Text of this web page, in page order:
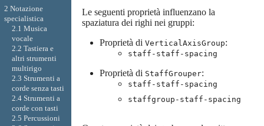
Le seguenti proprietà influenzano la
spaziatura dei righi nei gruppi:
Proprietà di VerticalAxisGroup:
staff-staff-spacing
Proprietà di StaffGrouper:
staff-staff-spacing
staffgroup-staff-spacing
2 Notazione
specialistica
2.1 Musica
vocale
2.2 Tastiera e
altri strumenti
multirigo
2.3 Strumenti a
corde senza tasti
2.4 Strumenti a
corde con tasti
2.5 Percussioni